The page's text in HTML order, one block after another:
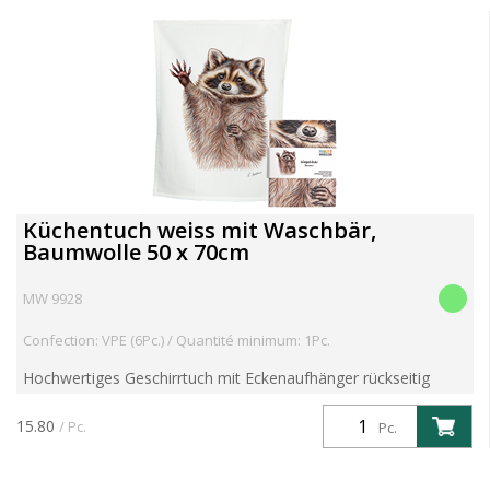
Küchentuch weiss mit Waschbär,
Baumwolle 50 x 70cm
MW 9928
Confection: VPE (6Pc.) / Quantité minimum: 1Pc.
Hochwertiges Geschirrtuch mit Eckenaufhänger rückseitig
Motiv mit toller Farbbrillanz aus 100% Baumwolle 60° Grad
waschbar und trocknergeeignet Im Schwarzwald mit Liebe ...
Pc.
15.80 / Pc.